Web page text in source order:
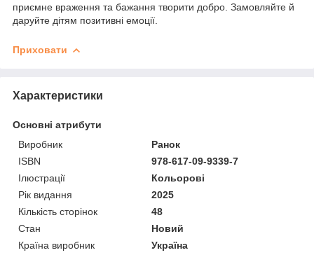
приємне враження та бажання творити добро. Замовляйте й
даруйте дітям позитивні емоції.
Приховати
Характеристики
Основні атрибути
Виробник
Ранок
ISBN
978-617-09-9339-7
Ілюстрації
Кольорові
Рік видання
2025
Кількість сторінок
48
Стан
Новий
Країна виробник
Україна